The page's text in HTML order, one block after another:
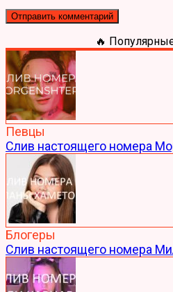
🔥
Певцы
Слив настоящего номера
Блогеры
Слив настоящего номера